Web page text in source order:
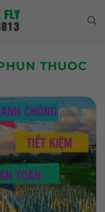
THUOC